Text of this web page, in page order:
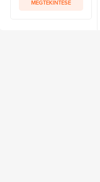
MEGTEKINTÉSE